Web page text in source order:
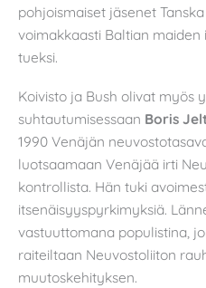
pohjoismaiset jäsenet
voimakkaasti Baltian
tueksi.
Koivisto ja Bush olivat myös
suhtautumisessaan Boris
1990 Venäjän
luotsaamaan Venäjää irti
kontrollista. Hän tuki
itsenäisyyspyrkimyksiä.
vastuuttomana populistina,
raiteiltaan Neuvostoliiton
muutoskehityksen.